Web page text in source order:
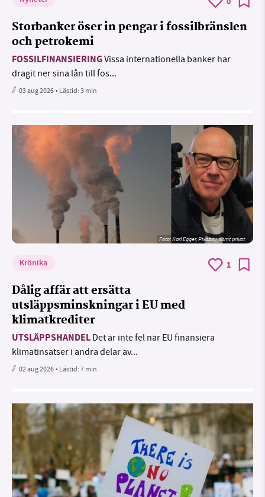
Storbanker öser in pengar i fossilbränslen
och petrokemi
FOSSILFINANSIERINGVissa internationella banker har
dragit ner sina lån till fos...
03 aug 2026• Lästid:3 min
Foto:Karl Egger, Pixabay, samt privat
Krönika 1
Dålig affär att ersätta
utsläppsminskningar i EU med
klimatkrediter
UTSLÄPPSHANDEL Det är inte fel när EU finansiera
klimatinsatser i andra delar av...
02 aug 2026• Lästid:7 min